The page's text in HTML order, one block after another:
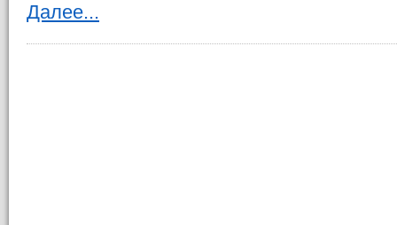
Далее...